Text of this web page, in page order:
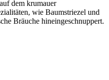
dem krumauer
wie Baumstriezel und
Bräuche hineingeschnuppert.